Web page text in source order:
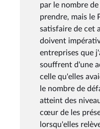
par le nombre
prendre, mais le
satisfaire de cet
doivent
entreprises que
souffrent d'une
celle qu'elles
le nombre de
atteint des
cœur de les
lorsqu'elles